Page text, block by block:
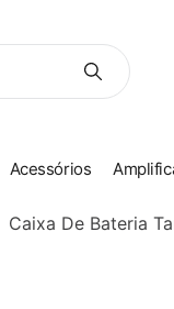
Acessórios
Caixa De Bateria